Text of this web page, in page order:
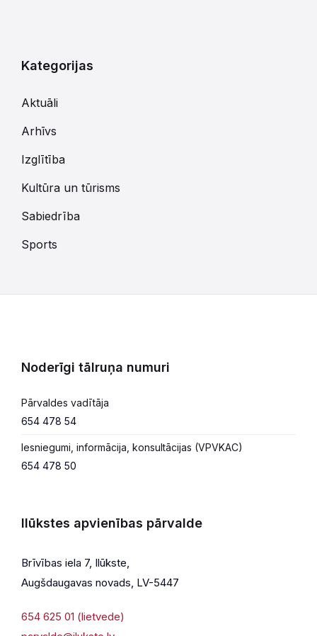
Kategorijas
Aktuāli
Arhīvs
Izglītība
Kultūra un tūrisms
Sabiedrība
Sports
Noderīgi tālruņa numuri
Pārvaldes vadītāja
654 478 54
Iesniegumi, informācija, konsultācijas (VPVKAC)
654 478 50
Ilūkstes apvienības pārvalde
Brīvības iela 7, Ilūkste,
Augšdaugavas novads, LV-5447
654 625 01 (lietvede)